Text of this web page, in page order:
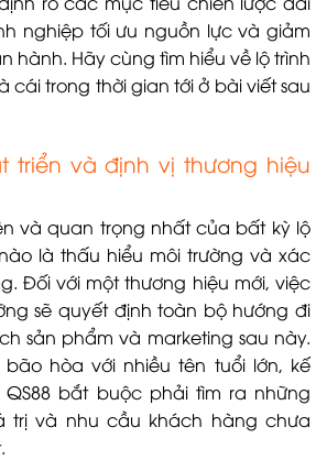
nghiệp tối ưu nguồn lực và giảm
hành. Hãy cùng tìm hiểu về lộ trình
cái trong thời gian tới ở bài viết sau
triển và định vị thương hiệu
và quan trọng nhất của bất kỳ lộ
là thấu hiểu môi trường và xác
Đối với một thương hiệu mới, việc
sẽ quyết định toàn bộ hướng đi
sản phẩm và marketing sau này.
hòa với nhiều tên tuổi lớn, kế
bắt buộc phải tìm ra những
trị và nhu cầu khách hàng chưa